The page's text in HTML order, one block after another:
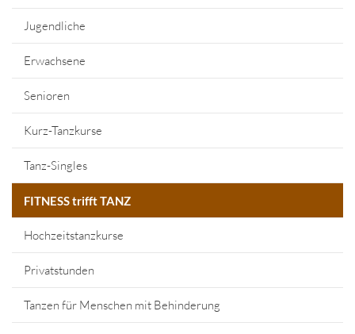
Jugendliche
Erwachsene
Senioren
Kurz-Tanzkurse
Tanz-Singles
FITNESS trifft TANZ
Hochzeitstanzkurse
Privatstunden
Tanzen für Menschen mit Behinderung